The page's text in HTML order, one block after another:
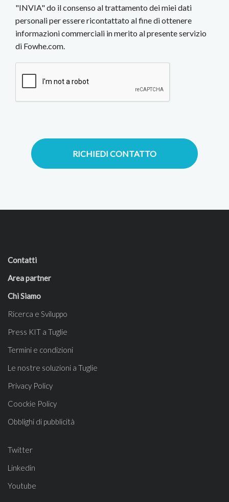
"INVIA" do il consenso al trattamento dei miei dati
personali per essere ricontattato al fine di ottenere
informazioni commerciali in merito al presente servizio
di Fowhe.com.
RICHIEDI CONTATTO
Contatti
Area partner
Chi Siamo
Ricerca e Sviluppo
Press KIT a Tuglie
Termini e condizioni
Le nostre soluzioni a Tuglie
Privacy Policy
Coockie Policy
Obblighi di pubblicità
Twitter
Linkedin
Youtube